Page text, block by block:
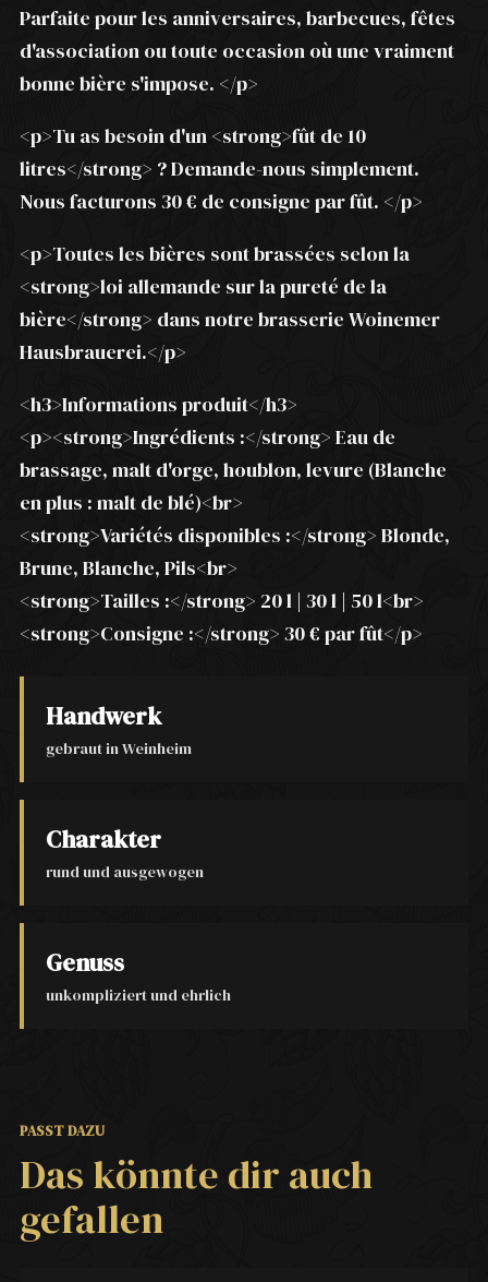
Parfaite pour les anniversaires, barbecues, fêtes
d'association ou toute occasion où une vraiment
bonne bière s'impose. </p>
<p>Tu as besoin d'un <strong>fût de 10
litres</strong> ? Demande-nous simplement.
Nous facturons 30 € de consigne par fût. </p>
<p>Toutes les bières sont brassées selon la
<strong>loi allemande sur la pureté de la
bière</strong> dans notre brasserie Woinemer
Hausbrauerei.</p>
<h3>Informations produit</h3>
<p><strong>Ingrédients :</strong> Eau de
brassage, malt d'orge, houblon, levure (Blanche
en plus : malt de blé)<br>
<strong>Variétés disponibles :</strong> Blonde,
Brune, Blanche, Pils<br>
<strong>Tailles :</strong> 20 l | 30 l | 50 l<br>
<strong>Consigne :</strong> 30 € par fût</p>
Handwerk
gebraut in Weinheim
Charakter
rund und ausgewogen
Genuss
unkompliziert und ehrlich
PASST DAZU
Das könnte dir auch
gefallen